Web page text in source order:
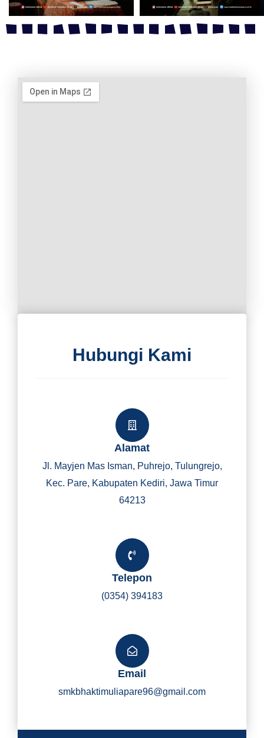
Y
I
Hubungi Kami
Alamat
Jl. Mayjen Mas Isman, Puhrejo, Tulungrejo,
Kec. Pare, Kabupaten Kediri, Jawa Timur
64213
Telepon
(0354) 394183
Email
smkbhaktimuliapare96@gmail.com